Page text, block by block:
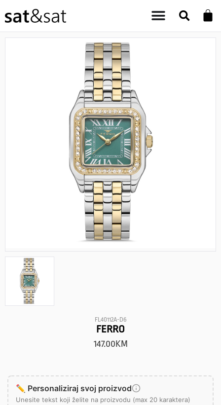
FL40112A-D6
FERRO
147.00KM
✏️ Personaliziraj svoj proizvod
Unesite tekst koji želite na proizvodu (max 20 karaktera)